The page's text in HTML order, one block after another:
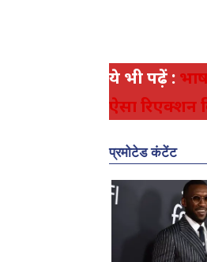
ये भी पढ़ें :
ऐसा रिएक्शन